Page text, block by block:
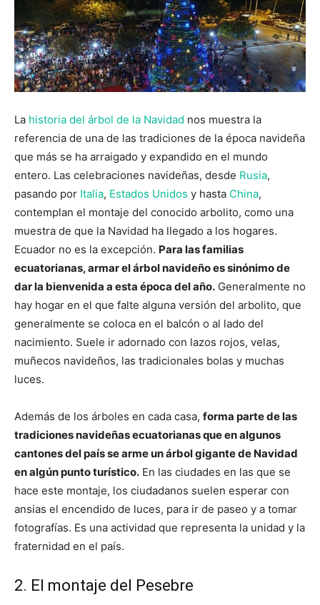
La historia del árbol de la Navidad nos muestra la
referencia de una de las tradiciones de la época navideña
que más se ha arraigado y expandido en el mundo
entero. Las celebraciones navideñas, desde Rusia,
pasando por Italia, Estados Unidos y hasta China,
contemplan el montaje del conocido arbolito, como una
muestra de que la Navidad ha llegado a los hogares.
Ecuador no es la excepción. Para las familias
ecuatorianas, armar el árbol navideño es sinónimo de
dar la bienvenida a esta época del año. Generalmente no
hay hogar en el que falte alguna versión del arbolito, que
generalmente se coloca en el balcón o al lado del
nacimiento. Suele ir adornado con lazos rojos, velas,
muñecos navideños, las tradicionales bolas y muchas
luces.
Además de los árboles en cada casa, forma parte de las
tradiciones navideñas ecuatorianas que en algunos
cantones del país se arme un árbol gigante de Navidad
en algún punto turístico. En las ciudades en las que se
hace este montaje, los ciudadanos suelen esperar con
ansias el encendido de luces, para ir de paseo y a tomar
fotografías. Es una actividad que representa la unidad y la
fraternidad en el país.
2. El montaje del Pesebre